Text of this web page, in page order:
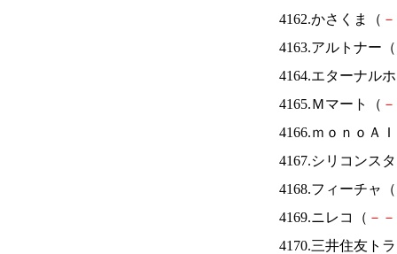
4162.かさくま（ －
4163.アルトナー（
4164.エターナル
4165.Ｍマート（ －
4166.ｍｏｎｏＡ
4167.シリコンス
4168.フィーチャ（
4169.ニレコ（ － －
4170.三井住友ト